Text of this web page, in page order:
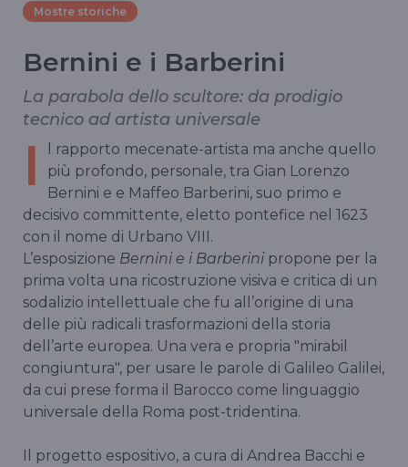
Mostre storiche
Bernini e i Barberini
La parabola dello scultore: da prodigio
tecnico ad artista universale
I
l rapporto mecenate-artista ma anche quello
più profondo, personale, tra Gian Lorenzo
Bernini e e Maffeo Barberini, suo primo e
decisivo committente, eletto pontefice nel 1623
con il nome di Urbano VIII.
L’esposizione Bernini e i Barberini propone per la
prima volta una ricostruzione visiva e critica di un
sodalizio intellettuale che fu all’origine di una
delle più radicali trasformazioni della storia
dell’arte europea. Una vera e propria "mirabil
congiuntura", per usare le parole di Galileo Galilei,
da cui prese forma il Barocco come linguaggio
universale della Roma post-tridentina.
Il progetto espositivo, a cura di Andrea Bacchi e